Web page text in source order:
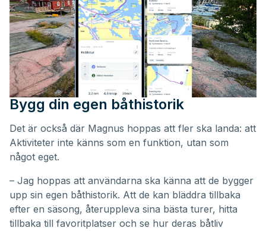
Bygg din egen båthistorik
Det är också där Magnus hoppas att fler ska landa: att
Aktiviteter inte känns som en funktion, utan som
något eget.
– Jag hoppas att användarna ska känna att de bygger
upp sin egen båthistorik. Att de kan bläddra tillbaka
efter en säsong, återuppleva sina bästa turer, hitta
tillbaka till favoritplatser och se hur deras båtliv